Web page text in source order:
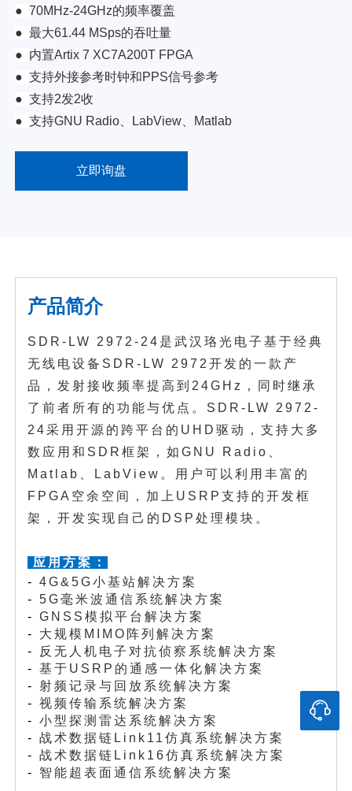
●70MHz-24GHz的频率覆盖
●最大61.44 MSps的吞吐量
● 内置Artix 7 XC7A200T FPGA
●支持外接参考时钟和PPS信号参考
●支持2发2收
●支持GNU Radio、LabView、Matlab
立即询盘
产品简介
SDR-LW 2972-24是武汉珞光电子基于经典
无线电设备SDR-LW 2972开发的一款产
品，发射接收频率提高到24GHz，同时继承
了前者所有的功能与优点。SDR-LW 2972-
24采用开源的跨平台的UHD驱动，支持大多
数应用和SDR框架，如GNU Radio、
Matlab、LabView。用户可以利用丰富的
FPGA空余空间，加上USRP支持的开发框
架，开发实现自己的DSP处理模块。
应用方案：
-4G&5G小基站解决方案
-5G毫米波通信系统解决方案
-GNSS模拟平台解决方案
- 大规模MIMO阵列解决方案
- 反无人机电子对抗侦察系统解决方案
-基于USRP的通感一体化解决方案
- 射频记录与回放系统解决方案
-视频传输系统解决方案
-小型探测雷达系统解决方案
-战术数据链Link11仿真系统解决方案
-战术数据链Link16仿真系统解决方案
- 智能超表面通信系统解决方案